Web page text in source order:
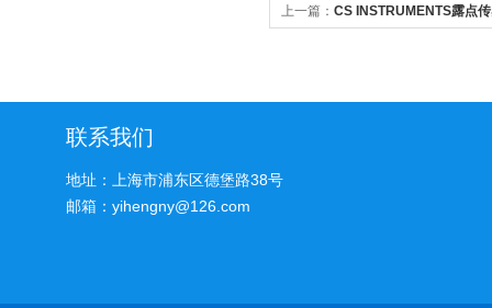
上一篇： CS INSTRUMENTS露点
联系我们
地址：上海市浦东区德堡路38号
邮箱：yihengny@126.com